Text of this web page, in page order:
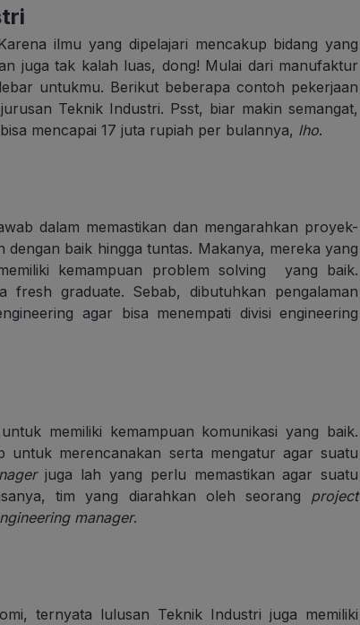
ilmu yang dipelajari mencakup bidang yang
juga tak kalah luas, dong! Mulai dari manufaktur
untukmu. Berikut beberapa contoh pekerjaan
Teknik Industri. Psst, biar makin semangat,
mencapai 17 juta rupiah per bulannya, lho.
dalam memastikan dan mengarahkan proyek-
baik hingga tuntas. Makanya, mereka yang
kemampuan problem solving yang baik.
graduate. Sebab, dibutuhkan pengalaman
agar bisa menempati divisi engineering
untuk memiliki kemampuan komunikasi yang baik.
untuk merencanakan serta mengatur agar suatu
juga lah yang perlu memastikan agar suatu
tim yang diarahkan oleh seorang project
manager.
ternyata lulusan Teknik Industri juga memiliki